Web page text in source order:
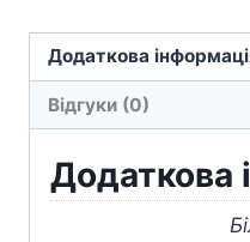
Додаткова
Відгуки (0)
Додаткова